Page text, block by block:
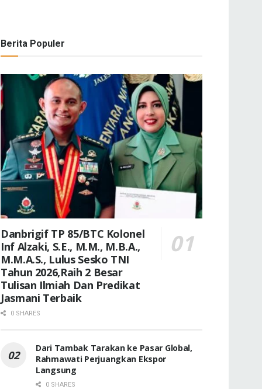
Berita Populer
Danbrigif TP 85/BTC Kolonel
Inf Alzaki, S.E., M.M., M.B.A.,
M.M.A.S., Lulus Sesko TNI
Tahun 2026,Raih 2 Besar
Tulisan Ilmiah Dan Predikat
Jasmani Terbaik
0 SHARES
Dari Tambak Tarakan ke Pasar Global,
Rahmawati Perjuangkan Ekspor
Langsung
0 SHARES